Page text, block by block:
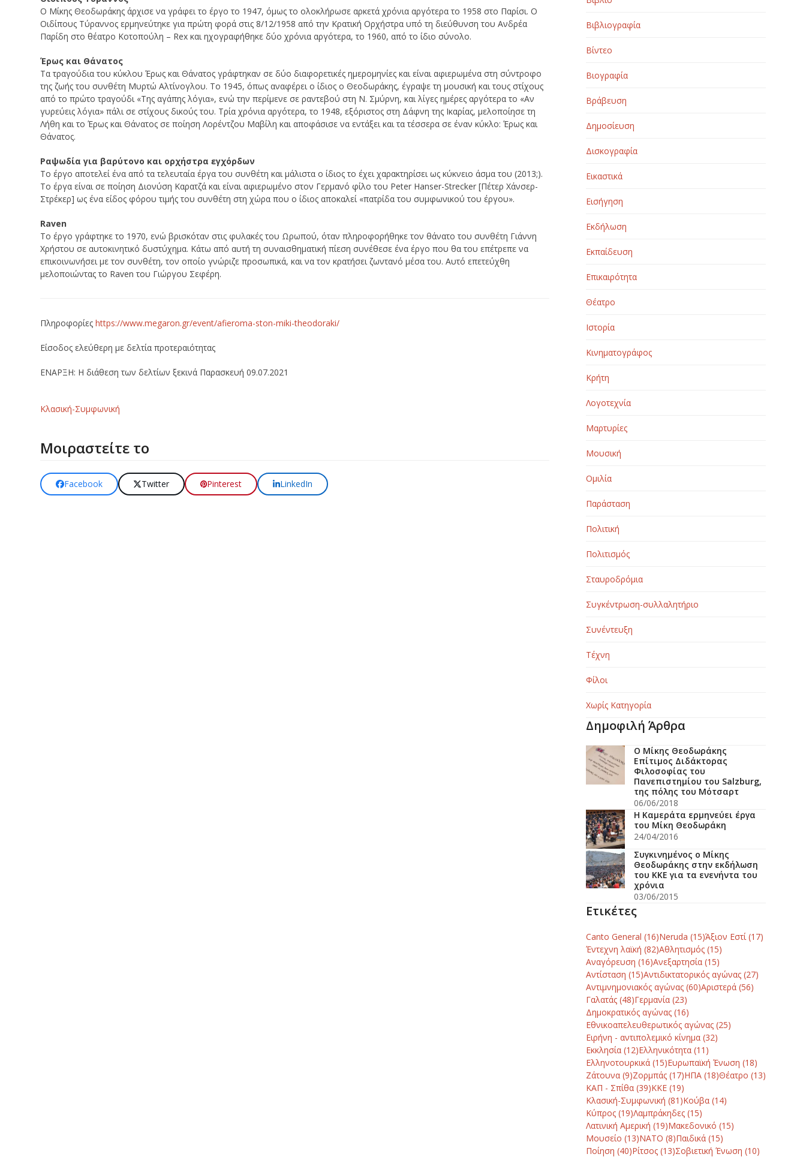
Ο Μίκης Θεοδωράκης άρχισε να γράφει το έργο το 1947, όμως το ολοκλήρωσε αρκετά χρόνια αργότερα το 1958 στο Παρίσι. Ο
Οιδίπους Τύραννος ερμηνεύτηκε για πρώτη φορά στις 8/12/1958 από την Κρατική Ορχήστρα υπό τη διεύθυνση του Ανδρέα
Παρίδη στο θέατρο Κοτοπούλη – Rex και ηχογραφήθηκε δύο χρόνια αργότερα, το 1960, από το ίδιο σύνολο.
Έρως και Θάνατος
Τα τραγούδια του κύκλου Έρως και Θάνατος γράφτηκαν σε δύο διαφορετικές ημερομηνίες και είναι αφιερωμένα στη σύντροφο
της ζωής του συνθέτη Μυρτώ Αλτίνογλου. Το 1945, όπως αναφέρει ο ίδιος ο Θεοδωράκης, έγραψε τη μουσική και τους στίχους
από το πρώτο τραγούδι «Της αγάπης λόγια», ενώ την περίμενε σε ραντεβού στη Ν. Σμύρνη, και λίγες ημέρες αργότερα το «Αν
γυρεύεις λόγια» πάλι σε στίχους δικούς του. Τρία χρόνια αργότερα, το 1948, εξόριστος στη Δάφνη της Ικαρίας, μελοποίησε τη
Λήθη και το Έρως και Θάνατος σε ποίηση Λορέντζου Μαβίλη και αποφάσισε να εντάξει και τα τέσσερα σε έναν κύκλο: Έρως και
Θάνατος.
Ραψωδία για βαρύτονο και ορχήστρα εγχόρδων
Το έργο αποτελεί ένα από τα τελευταία έργα του συνθέτη και μάλιστα ο ίδιος το έχει χαρακτηρίσει ως κύκνειο άσμα του (2013;).
Το έργα είναι σε ποίηση Διονύση Καρατζά και είναι αφιερωμένο στον Γερμανό φίλο του Peter Hanser-Strecker [Πέτερ Χάνσερ-
Στρέκερ] ως ένα είδος φόρου τιμής του συνθέτη στη χώρα που ο ίδιος αποκαλεί «πατρίδα του συμφωνικού του έργου».
Raven
Το έργο γράφτηκε το 1970, ενώ βρισκόταν στις φυλακές του Ωρωπού, όταν πληροφορήθηκε τον θάνατο του συνθέτη Γιάννη
Χρήστου σε αυτοκινητικό δυστύχημα. Κάτω από αυτή τη συναισθηματική πίεση συνέθεσε ένα έργο που θα του επέτρεπε να
επικοινωνήσει με τον συνθέτη, τον οποίο γνώριζε προσωπικά, και να τον κρατήσει ζωντανό μέσα του. Αυτό επετεύχθη
μελοποιώντας το Raven του Γιώργου Σεφέρη.
Πληροφορίεςhttps://www.megaron.gr/event/afieroma-ston-miki-theodoraki/
Eίσοδος ελεύθερη με δελτία προτεραιότητας
ΕΝΑΡΞΗ: Η διάθεση των δελτίων ξεκινά Παρασκευή 09.07.2021
Κλασική-Συμφωνική
Μοιραστείτε το
Facebook Twitter Pinterest LinkedIn
Βιβλιογραφία
Βίντεο
Βιογραφία
Βράβευση
Δημοσίευση
Δισκογραφία
Εικαστικά
Εισήγηση
Εκδήλωση
Εκπαίδευση
Επικαιρότητα
Θέατρο
Ιστορία
Κινηματογράφος
Κρήτη
Λογοτεχνία
Μαρτυρίες
Μουσική
Ομιλία
Παράσταση
Πολιτική
Πολιτισμός
Σταυροδρόμια
Συγκέντρωση-συλλαλητήριο
Συνέντευξη
Τέχνη
Φίλοι
Χωρίς Κατηγορία
Δημοφιλή Άρθρα
Ο Μίκης Θεοδωράκης
Επίτιμος Διδάκτορας
Φιλοσοφίας του
Πανεπιστημίου του Salzburg,
της πόλης του Μότσαρτ
06/06/2018
H Kαμεράτα ερμηνεύει έργα
του Μίκη Θεοδωράκη
24/04/2016
Συγκινημένος ο Μίκης
Θεοδωράκης στην εκδήλωση
του ΚΚΕ για τα ενενήντα του
χρόνια
03/06/2015
Ετικέτες
Canto General (16)Neruda (15)Άξιον Εστί(17)
Έντεχνη λαϊκή (82)Αθλητισμός(15)
Αναγόρευση (16)Ανεξαρτησία(15)
Αντίσταση (15)Αντιδικτατορικός αγώνας(27)
Αντιμνημονιακός αγώνας(60)Αριστερά(56)
Γαλατάς(48)Γερμανία(23)
Δημοκρατικός αγώνας(16)
Εθνικοαπελευθερωτικός αγώνας(25)
Ειρήνη - αντιπολεμικό κίνημα(32)
Εκκλησία(12)Ελληνικότητα(11)
Ελληνοτουρκικά(15)Ευρωπαϊκή Ένωση (18)
Ζάτουνα(9)Ζορμπάς(17)ΗΠΑ(18)Θέατρο (13)
ΚΑΠ - Σπίθα(39)ΚΚΕ(19)
Κλασική-Συμφωνική (81)Κούβα(14)
Κύπρος(19)Λαμπράκηδες(15)
Λατινική Αμερική (19)Μακεδονικό (15)
Μουσείο (13)ΝΑΤΟ (8)Παιδικά(15)
Ποίηση (40)Ρίτσος(13)Σοβιετική Ένωση (10)